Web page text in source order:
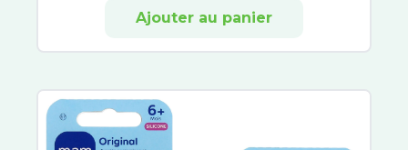
Pediakid
Actipoche
Arnican
Chondro-Aid
Ajouter au panier